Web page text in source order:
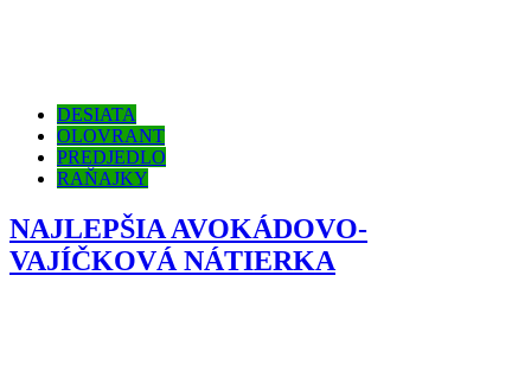
DESIATA
OLOVRANT
PREDJEDLO
RAŇAJKY
NAJLEPŠIA AVOKÁDOVO-
VAJÍČKOVÁ NÁTIERKA